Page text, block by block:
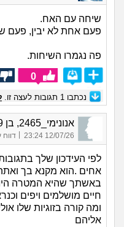
שיחה עם האח.
פעם אחת לא יבין, פעם
פה נגמרו השיחות.
0
נכתבו 1 תגובות לעצה זו.
אנונימי_2465, בן 29, אורח
12/07/26 23:24
| דווח
לפי העידכון שלך
אחים .הוא מקנא בך
באשתך שהיא המטרה
חיים מושלמים ויפים
ומה קורה בזוגיות שלו
אליהם